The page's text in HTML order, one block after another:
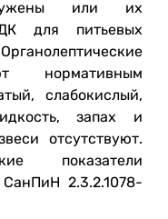
или их
для питьевых
нормативным
слабокислый,
запах и
отсутствуют.
показатели
2.3.2.1078-